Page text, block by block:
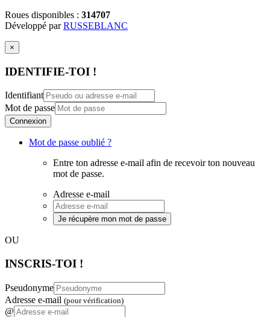
Roues disponibles : 314707
Développé parRUSSEBLANC
×
IDENTIFIE-TOI !
Identifiant
Mot de passe
Connexion
Mot de passe oublié ?
Entre ton adresse e-mail afin de recevoir ton nouveau
mot de passe.
Adresse e-mail
Je récupère mon mot de passe
OU
INSCRIS-TOI !
Pseudonyme
Adresse e-mail (pour vérification)
@